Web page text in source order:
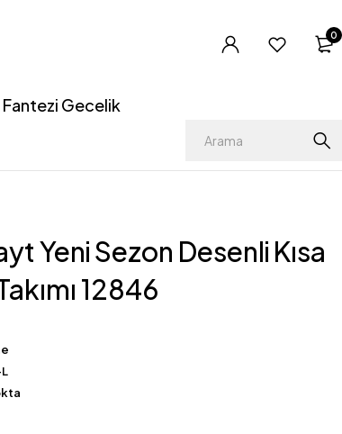
0
Fantezi Gecelik
Yeni Sezon Desenli Kısa
12846